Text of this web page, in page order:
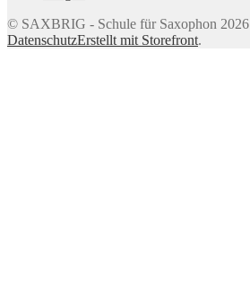
© SAXBRIG - Schule für Saxophon 2026
DatenschutzErstellt mit Storefront.